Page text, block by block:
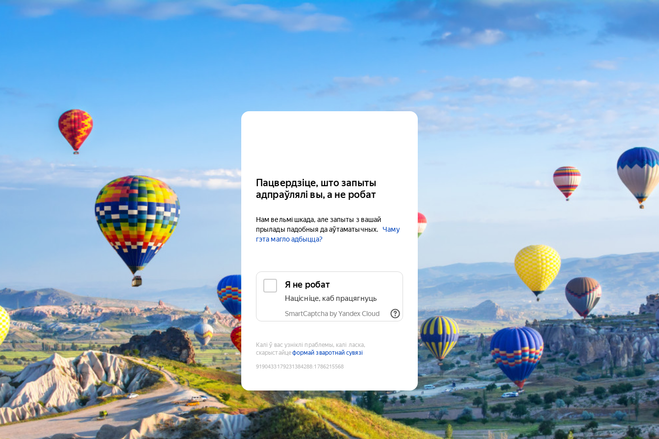
Пацвердзіце, што запыты
адпраўлялі вы, а не робат
Нам вельмі шкада, але запыты з вашай
прылады падобныя да аўтаматычных.
Чаму
гэта магло адбыцца?
Я не робат
Націсніце, каб працягнуць
SmartCaptcha by Yandex Cloud
Калі ў вас узніклі праблемы, калі ласка,
скарыстайцеформай зваротнай сувязі
9190433179231384288:1786215568